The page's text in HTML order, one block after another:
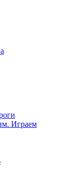
Играем